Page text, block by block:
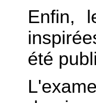
Enfin,
été